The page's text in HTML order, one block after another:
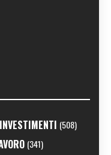
INVESTIMENTI (508)
(341)